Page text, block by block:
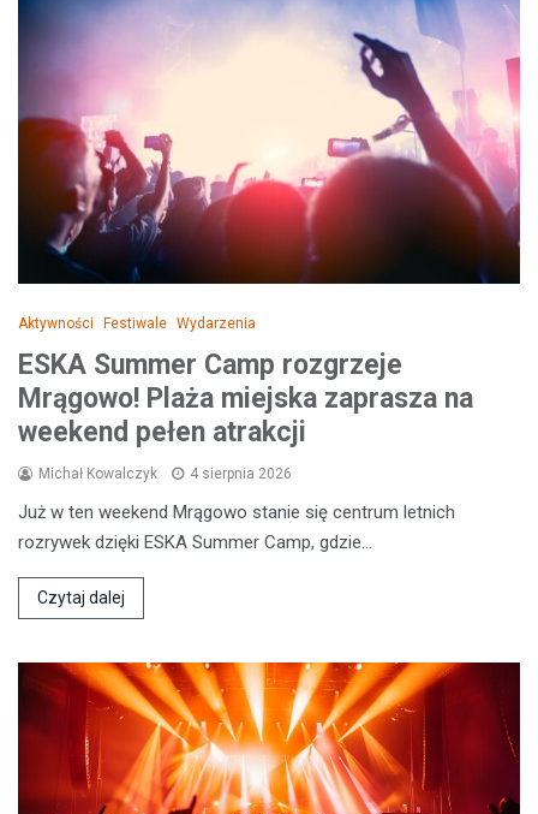
Aktywności Festiwale Wydarzenia
ESKA Summer Camp rozgrzeje
Mrągowo! Plaża miejska zaprasza na
weekend pełen atrakcji
Michał Kowalczyk 4 sierpnia 2026
Już w ten weekend Mrągowo stanie się centrum letnich
rozrywek dzięki ESKA Summer Camp, gdzie…
Czytaj dalej